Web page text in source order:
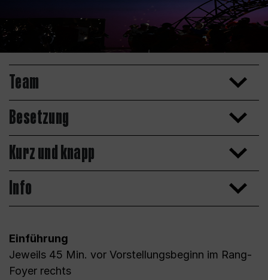
Team
Besetzung
Kurz und knapp
Info
Einführung
Jeweils 45 Min. vor Vorstellungsbeginn im Rang-
Foyer rechts